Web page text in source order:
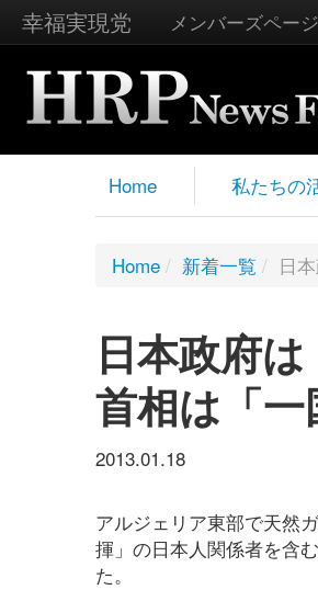
幸福実現党 メンバーズページ
Home 私たちの
Home / 新着一覧 / 日
日本政府
首相は「一
2013.01.18
アルジェリア東部で天然
揮」の日本人関係者を含
た。